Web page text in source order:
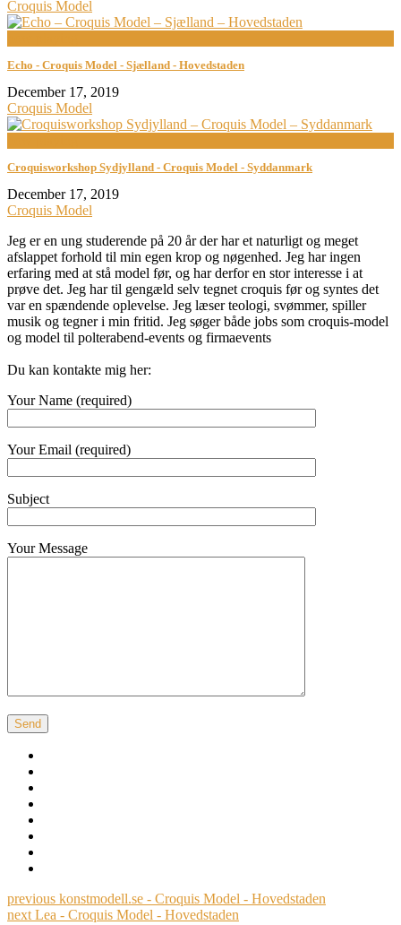
Croquis Model
Echo - Croquis Model - Sjælland - Hovedstaden
December 17, 2019
Croquis Model
Croquisworkshop Sydjylland - Croquis Model - Syddanmark
December 17, 2019
Croquis Model
Jeg er en ung studerende på 20 år der har et naturligt og meget
afslappet forhold til min egen krop og nøgenhed. Jeg har ingen
erfaring med at stå model før, og har derfor en stor interesse i at
prøve det. Jeg har til gengæld selv tegnet croquis før og syntes det
var en spændende oplevelse. Jeg læser teologi, svømmer, spiller
musik og tegner i min fritid. Jeg søger både jobs som croquis-model
og model til polterabend-events og firmaevents
Du kan kontakte mig her:
Your Name (required)
Your Email (required)
Subject
Your Message
previous konstmodell.se - Croquis Model - Hovedstaden
next Lea - Croquis Model - Hovedstaden